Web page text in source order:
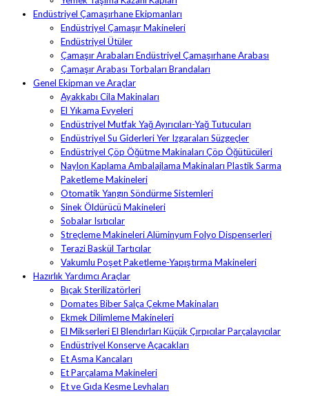
Endüstriyel Çamaşırhane Ekipmanları
Endüstriyel Çamaşır Makineleri
Endüstriyel Ütüler
Çamaşır Arabaları Endüstriyel Çamaşırhane Arabası
Çamaşır Arabası Torbaları Brandaları
Genel Ekipman ve Araçlar
Ayakkabı Cila Makinaları
El Yıkama Evyeleri
Endüstriyel Mutfak Yağ Ayırıcıları-Yağ Tutucuları
Endüstriyel Su Giderleri Yer Izgaraları Süzgeçler
Endüstriyel Çöp Öğütme Makinaları Çöp Öğütücüleri
Naylon Kaplama Ambalajlama Makinaları Plastik Sarma
Paketleme Makineleri
Otomatik Yangın Söndürme Sistemleri
Sinek Öldürücü Makineleri
Sobalar Isıtıcılar
Streçleme Makineleri Alüminyum Folyo Dispenserleri
Terazi Baskül Tartıcılar
Vakumlu Poşet Paketleme-Yapıştırma Makineleri
Hazırlık Yardımcı Araçlar
Bıçak Sterilizatörleri
Domates Biber Salça Çekme Makinaları
Ekmek Dilimleme Makineleri
El Mikserleri El Blendırları Küçük Çırpıcılar Parçalayıcılar
Endüstriyel Konserve Açacakları
Et Asma Kancaları
Et Parçalama Makineleri
Et ve Gıda Kesme Levhaları